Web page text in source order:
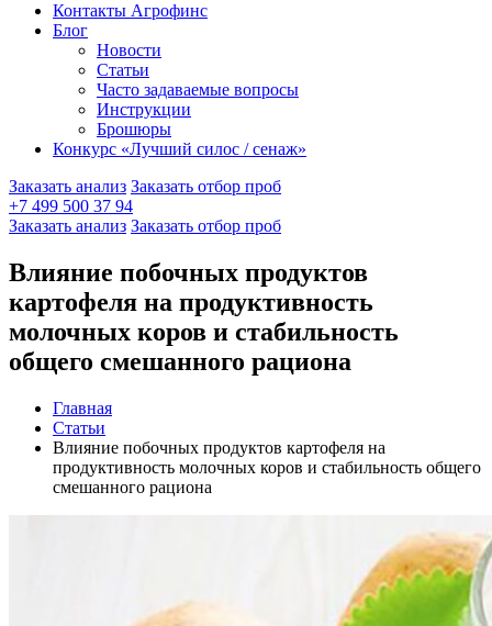
Контакты Агрофинс
Блог
Новости
Статьи
Часто задаваемые вопросы
Инструкции
Брошюры
Конкурс «Лучший силос / сенаж»
Заказать анализ Заказать отбор проб
+7 499 500 37 94
Заказать анализ Заказать отбор проб
Влияние побочных продуктов
картофеля на продуктивность
молочных коров и стабильность
общего смешанного рациона
Главная
Статьи
Влияние побочных продуктов картофеля на
продуктивность молочных коров и стабильность общего
смешанного рациона